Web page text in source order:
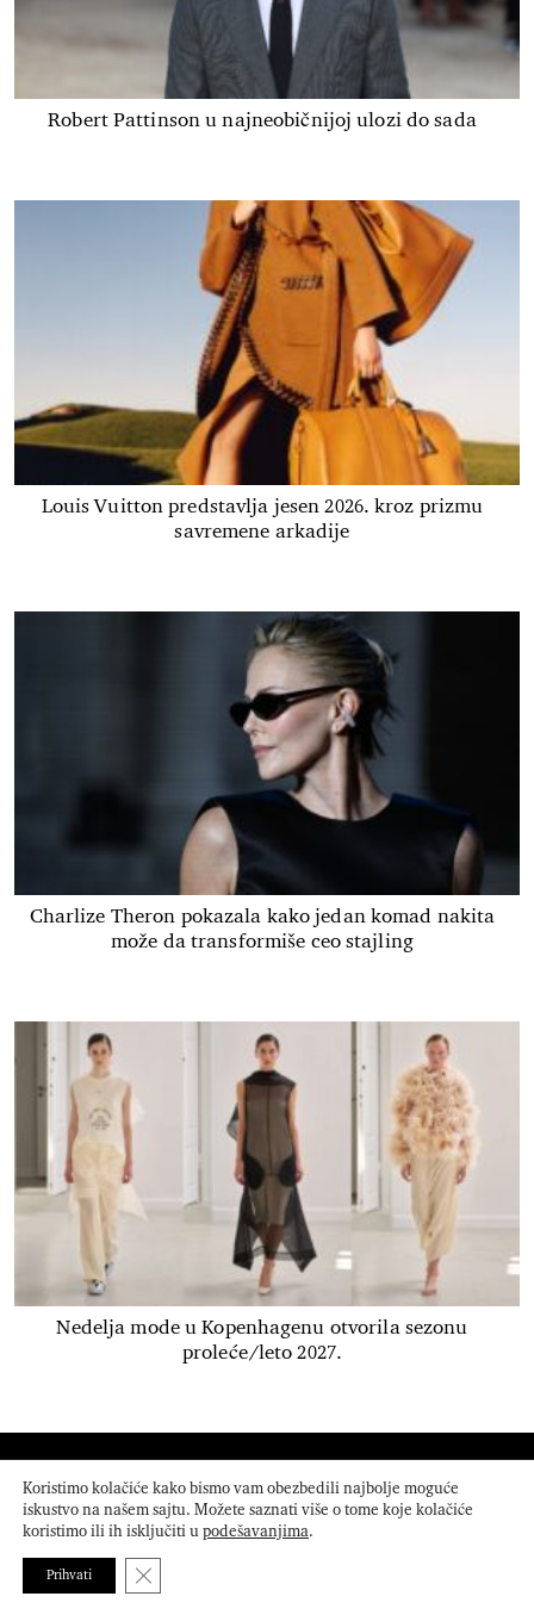
Robert Pattinson u najneobičnijoj ulozi do sada
Louis Vuitton predstavlja jesen 2026. kroz prizmu
savremene arkadije
Charlize Theron pokazala kako jedan komad nakita
može da transformiše ceo stajling
Nedelja mode u Kopenhagenu otvorila sezonu
proleće/leto 2027.
Donosimo vam najbolje od modnih, beauty, lifestyle
trendova. Sofisticiran, odvažan i elegantan - That’s so
BAZAAR!
Koristimo kolačiće kako bismo vam obezbedili najbolje moguće
iskustvo na našem sajtu. Možete saznati više o tome koje kolačiće
koristimo ili ih isključiti upodešavanjima.
Prihvati Close GDPR Cookie Banner